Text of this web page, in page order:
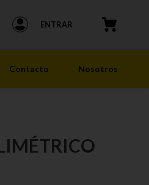
ENTRAR
Contacto Nosotros